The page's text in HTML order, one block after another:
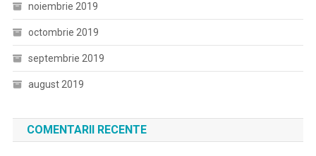
noiembrie 2019
octombrie 2019
septembrie 2019
august 2019
COMENTARII RECENTE